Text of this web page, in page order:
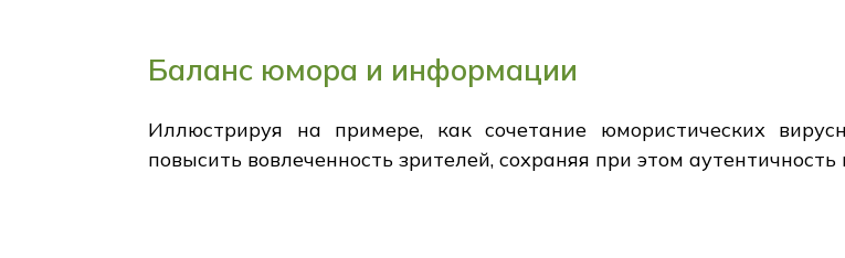
Баланс юмора и информации
Иллюстрируя на примере, как сочетание юмористических
повысить вовлеченность зрителей, сохраняя при этом